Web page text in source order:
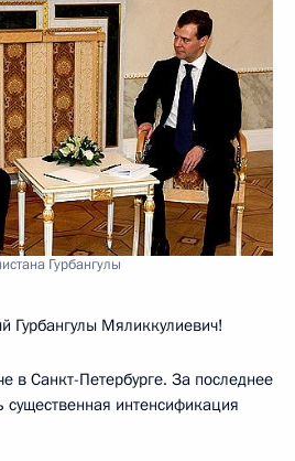
Гурбангулы
Мяликкулиевич!
в Санкт-Петербурге. За последнее
интенсификация